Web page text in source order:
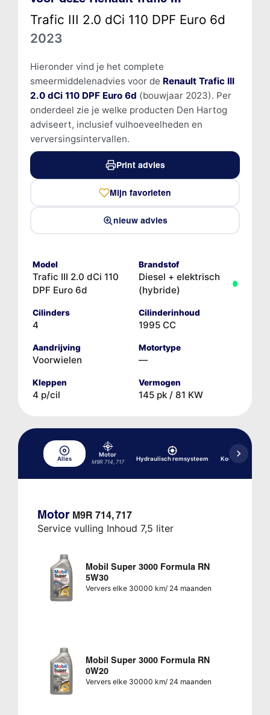
Trafic III 2.0 dCi 110 DPF Euro 6d
2023
Hieronder vind je het complete
smeermiddelenadvies voor de Renault Trafic III
2.0 dCi 110 DPF Euro 6d (bouwjaar 2023). Per
onderdeel zie je welke producten Den Hartog
adviseert, inclusief vulhoeveelheden en
verversingsintervallen.
Print advies
Mijn favorieten
nieuw advies
Model
Trafic III 2.0 dCi 110
DPF Euro 6d
Brandstof
Diesel + elektrisch
(hybride)
Cilinders
4
Cilinderinhoud
1995 CC
Aandrijving
Voorwielen
Motortype
—
Kleppen
4 p/cil
Vermogen
145 pk / 81 KW
Alles
Motor
M9R 714, 717
Hydraulisch remsysteem Koelsysteem
Motor M9R 714, 717
Service vulling Inhoud 7,5 liter
Mobil Super 3000 Formula RN
5W30
Ververs elke 30000 km/ 24 maanden
Mobil Super 3000 Formula RN
0W20
Ververs elke 30000 km/ 24 maanden